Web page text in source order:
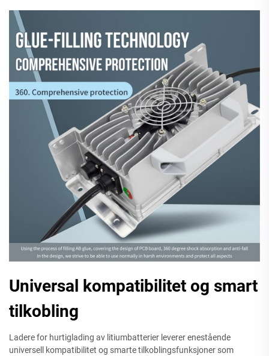
Universal kompatibilitet og smart
tilkobling
Ladere for hurtiglading av litiumbatterier leverer enestående
universell kompatibilitet og smarte tilkoblingsfunksjoner som